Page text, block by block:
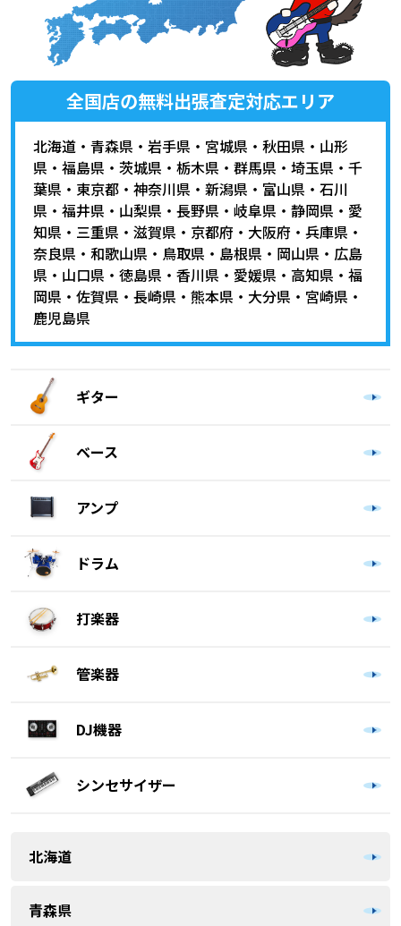
全国店の無料出張査定対応エリア
北海道 ・ 青森県 ・ 岩手県 ・ 宮城県 ・ 秋田県 ・ 山形
県 ・ 福島県 ・ 茨城県 ・ 栃木県 ・ 群馬県 ・ 埼玉県 ・ 千
葉県 ・ 東京都 ・ 神奈川県 ・ 新潟県 ・ 富山県 ・ 石川
県 ・ 福井県 ・ 山梨県 ・ 長野県 ・ 岐阜県 ・ 静岡県 ・ 愛
知県 ・ 三重県 ・ 滋賀県 ・ 京都府 ・ 大阪府 ・ 兵庫県 ・
奈良県 ・ 和歌山県 ・ 鳥取県 ・ 島根県 ・ 岡山県 ・ 広島
県 ・ 山口県 ・ 徳島県 ・ 香川県 ・ 愛媛県 ・ 高知県 ・ 福
岡県 ・ 佐賀県 ・ 長崎県 ・ 熊本県 ・ 大分県 ・ 宮崎県 ・
鹿児島県
ギター
ベース
アンプ
ドラム
打楽器
管楽器
DJ機器
シンセサイザー
北海道
青森県